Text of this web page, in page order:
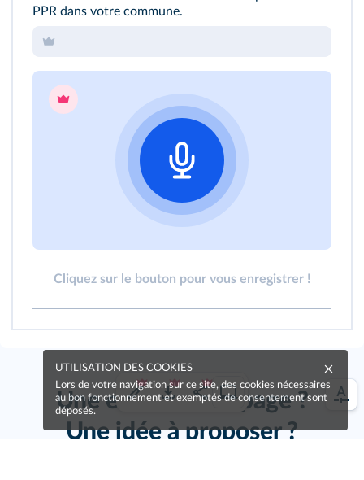
PPR dans votre commune.
Cliquez sur le bouton pour vous enregistrer !
Une erreur sur la page ?
Une idée à proposer ?
UTILISATION DES COOKIES
Lors de votre navigation sur ce site, des cookies nécessaires
au bon fonctionnement et exemptés de consentement sont
déposés.